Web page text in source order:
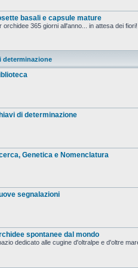
basali e capsule mature
orchidee 365 giorni all'anno... in attesa dei fiori!
determinazione
di determinazione
Genetica e Nomenclatura
segnalazioni
spontanee dal mondo
dedicato alle cugine d'oltralpe e d'oltre